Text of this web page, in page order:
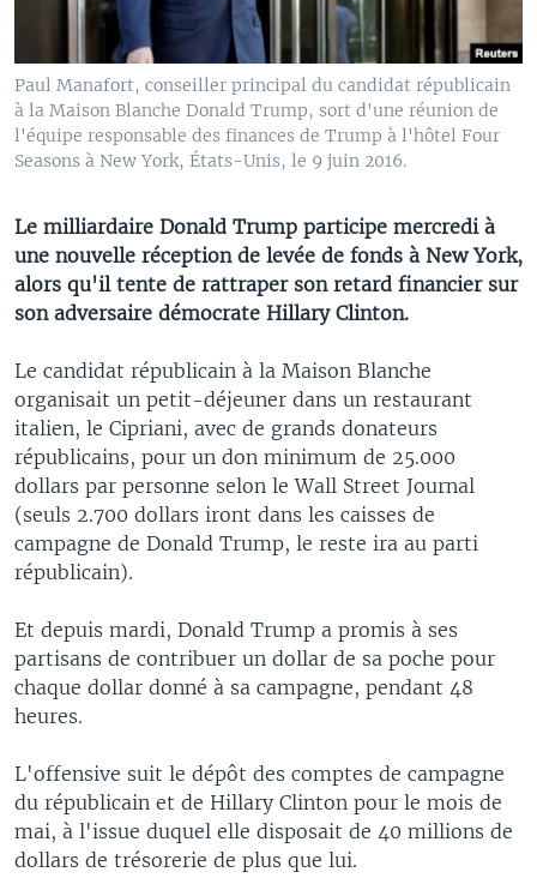
Paul Manafort, conseiller principal du candidat républicain
à la Maison Blanche Donald Trump, sort d'une réunion de
l'équipe responsable des finances de Trump à l'hôtel Four
Seasons à New York, États-Unis, le 9 juin 2016.
Le milliardaire Donald Trump participe mercredi à
une nouvelle réception de levée de fonds à New York,
alors qu'il tente de rattraper son retard financier sur
son adversaire démocrate Hillary Clinton.
Le candidat républicain à la Maison Blanche
organisait un petit-déjeuner dans un restaurant
italien, le Cipriani, avec de grands donateurs
républicains, pour un don minimum de 25.000
dollars par personne selon le Wall Street Journal
(seuls 2.700 dollars iront dans les caisses de
campagne de Donald Trump, le reste ira au parti
républicain).
Et depuis mardi, Donald Trump a promis à ses
partisans de contribuer un dollar de sa poche pour
chaque dollar donné à sa campagne, pendant 48
heures.
L'offensive suit le dépôt des comptes de campagne
du républicain et de Hillary Clinton pour le mois de
mai, à l'issue duquel elle disposait de 40 millions de
dollars de trésorerie de plus que lui.